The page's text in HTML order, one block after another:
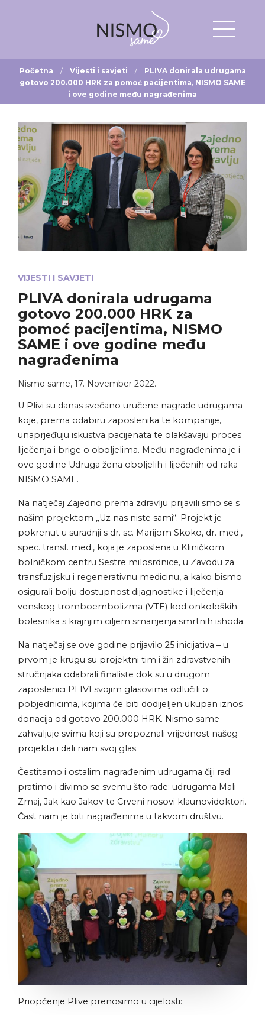
Početna Vijesti i savjeti
PLIVA donirala udrugama
gotovo 200.000 HRK za pomoć pacijentima, NISMO SAME
i ove godine među nagrađenima
VIJESTI I SAVJETI
PLIVA donirala udrugama
gotovo 200.000 HRK za
pomoć pacijentima, NISMO
SAME i ove godine među
nagrađenima
Nismo same, 17. November 2022.
U Plivi su danas svečano uručene nagrade udrugama
koje, prema odabiru zaposlenika te kompanije,
unaprjeđuju iskustva pacijenata te olakšavaju proces
liječenja i brige o oboljelima. Među nagrađenima je i
ove godine Udruga žena oboljelih i liječenih od raka
NISMO SAME.
Na natječaj Zajedno prema zdravlju prijavili smo se s
našim projektom „Uz nas niste sami“. Projekt je
pokrenut u suradnji s dr. sc. Marijom Skoko, dr. med.,
spec. transf. med., koja je zaposlena u Kliničkom
bolničkom centru Sestre milosrdnice, u Zavodu za
transfuzijsku i regenerativnu medicinu, a kako bismo
osigurali bolju dostupnost dijagnostike i liječenja
venskog tromboembolizma (VTE) kod onkoloških
bolesnika s krajnjim ciljem smanjenja smrtnih ishoda.
Na natječaj se ove godine prijavilo 25 inicijativa – u
prvom je krugu su projektni tim i žiri zdravstvenih
stručnjaka odabrali finaliste dok su u drugom
zaposlenici PLIVI svojim glasovima odlučili o
pobjednicima, kojima će biti dodijeljen ukupan iznos
donacija od gotovo 200.000 HRK. Nismo same
zahvaljuje svima koji su prepoznali vrijednost našeg
projekta i dali nam svoj glas.
Čestitamo i ostalim nagrađenim udrugama čiji rad
pratimo i divimo se svemu što rade: udrugama Mali
Zmaj, Jak kao Jakov te Crveni nosovi klaunovidoktori.
Čast nam je biti nagrađenima u takvom društvu.
Priopćenje Plive prenosimo u cijelosti: